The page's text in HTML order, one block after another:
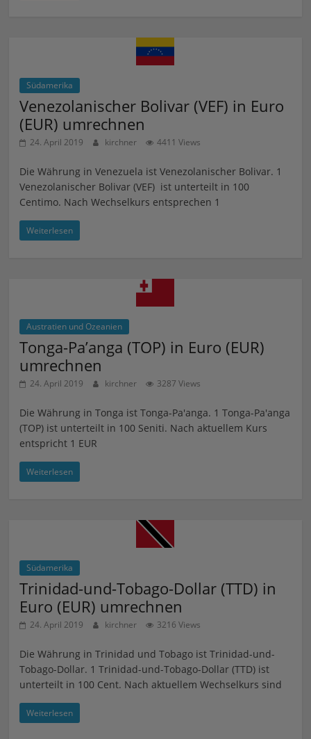
Südamerika
Venezolanischer Bolivar (VEF) in Euro
(EUR) umrechnen
24. April 2019 kirchner 4411 Views
Die Währung in Venezuela ist Venezolanischer Bolivar. 1
Venezolanischer Bolivar (VEF) ist unterteilt in 100
Centimo. Nach Wechselkurs entsprechen 1
Weiterlesen
Austratien und Ozeanien
Tonga-Pa’anga (TOP) in Euro (EUR)
umrechnen
24. April 2019 kirchner 3287 Views
Die Währung in Tonga ist Tonga-Pa'anga. 1 Tonga-Pa'anga
(TOP) ist unterteilt in 100 Seniti. Nach aktuellem Kurs
entspricht 1 EUR
Weiterlesen
Südamerika
Trinidad-und-Tobago-Dollar (TTD) in
Euro (EUR) umrechnen
24. April 2019 kirchner 3216 Views
Die Währung in Trinidad und Tobago ist Trinidad-und-
Tobago-Dollar. 1 Trinidad-und-Tobago-Dollar (TTD) ist
unterteilt in 100 Cent. Nach aktuellem Wechselkurs sind
Weiterlesen